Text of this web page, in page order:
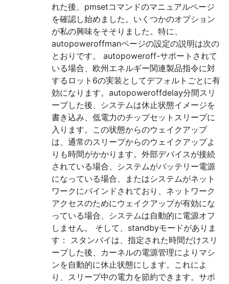
れた後、pmsetコマンドのマニュアルページ
を確認し始めました。いくつかのオプション
が私の興味をそそりました。特に、
autopoweroffmanページの設定の説明は次の
とおりです。 autopoweroff-サポートされて
いる場合、欧州エネルギー関連製品指令に対
するロット6の実装としてデフォルトごとに有
効になります。autopoweroffdelay分間スリ
ープした後、システムは休止状態イメージを
書き込み、低電力のチップセットスリープに
入ります。この状態からのウェイクアップ
は、通常のスリープからのウェイクアップよ
りも時間がかかります。外部デバイスが接続
されている場合、システムがバッテリー電源
になっている場合、またはシステムがネット
ワークにバインドされており、ネットワーク
アクセスのためにウェイクアップが有効にな
っている場合、システムは自動的に電源オフ
しません。 そして、standbyモードがありま
す： スタンバイは、指定された時間だけスリ
ープした後、カーネルの電源管理によりマシ
ンを自動的に休止状態にします。これによ
り、スリープ中の電力を節約できます。サポ